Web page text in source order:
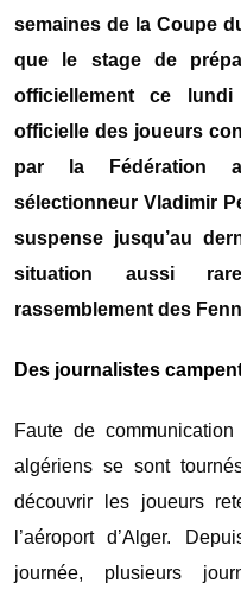
semaines de la Coupe
que le stage de
officiellement ce
officielle des joueurs
par la
Fédération
sélectionneur Vladimir
suspense jusqu’au
situation aussi
rassemblement des
Des journalistes
Faute de
algériens se sont
découvrir les joueurs
l’aéroport d’Alger.
journée, plusieurs